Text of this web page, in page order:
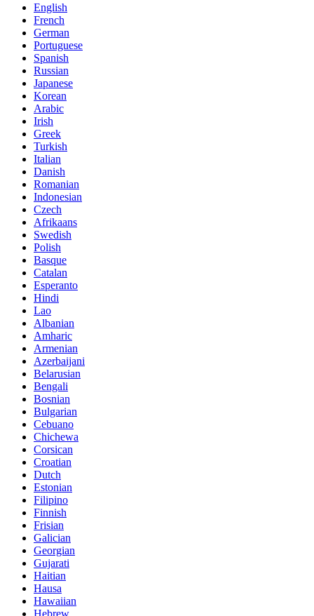
English
French
German
Portuguese
Spanish
Russian
Japanese
Korean
Arabic
Irish
Greek
Turkish
Italian
Danish
Romanian
Indonesian
Czech
Afrikaans
Swedish
Polish
Basque
Catalan
Esperanto
Hindi
Lao
Albanian
Amharic
Armenian
Azerbaijani
Belarusian
Bengali
Bosnian
Bulgarian
Cebuano
Chichewa
Corsican
Croatian
Dutch
Estonian
Filipino
Finnish
Frisian
Galician
Georgian
Gujarati
Haitian
Hausa
Hawaiian
Hebrew